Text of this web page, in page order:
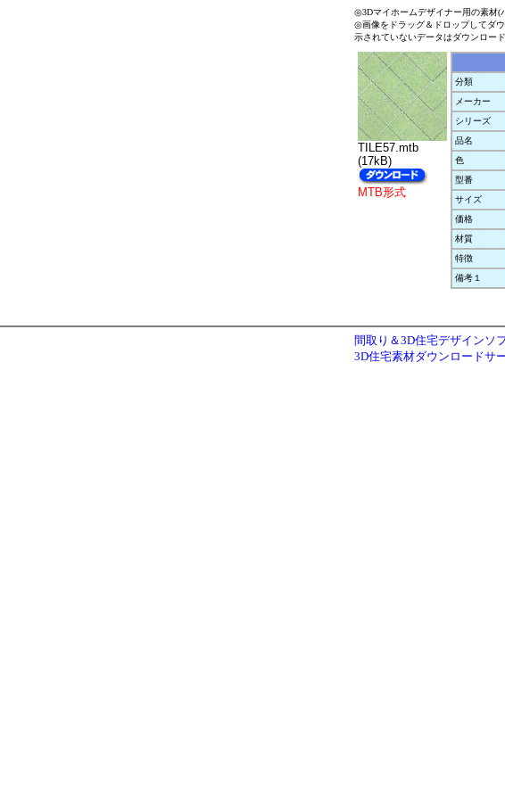
◎3Dマイホームデザイナー用の素材(
◎画像をドラッグ＆ドロップしてダ
示されていないデータはダウンロード
TILE57.mtb
(17kB)
MTB形式
分類
メーカー
シリーズ
品名
色
型番
サイズ
価格
材質
特徴
備考１
間取り＆3D住宅デザインソ
3D住宅素材ダウンロードサ